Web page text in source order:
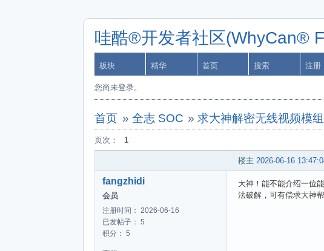
哇酷®开发者社区(WhyCan®
板块 精华 首页 搜索 注册
您尚未登录。
首页 » 全志 SOC »求大神解密无线视频模
页次： 1
楼主 2026-06-16
fangzhidi
会员
注册时间： 2026-06-16
已发帖子： 5
积分： 5
大神！能不能介绍一位
法破解，可有偿求大神帮